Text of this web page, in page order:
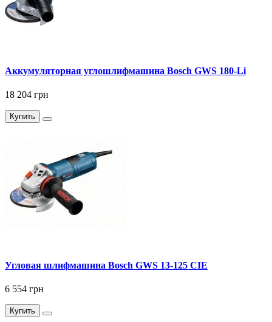
Аккумуляторная углошлифмашина Bosch GWS 180-Li
18 204 грн
Купить
Угловая шлифмашина Bosch GWS 13-125 CIE
6 554 грн
Купить